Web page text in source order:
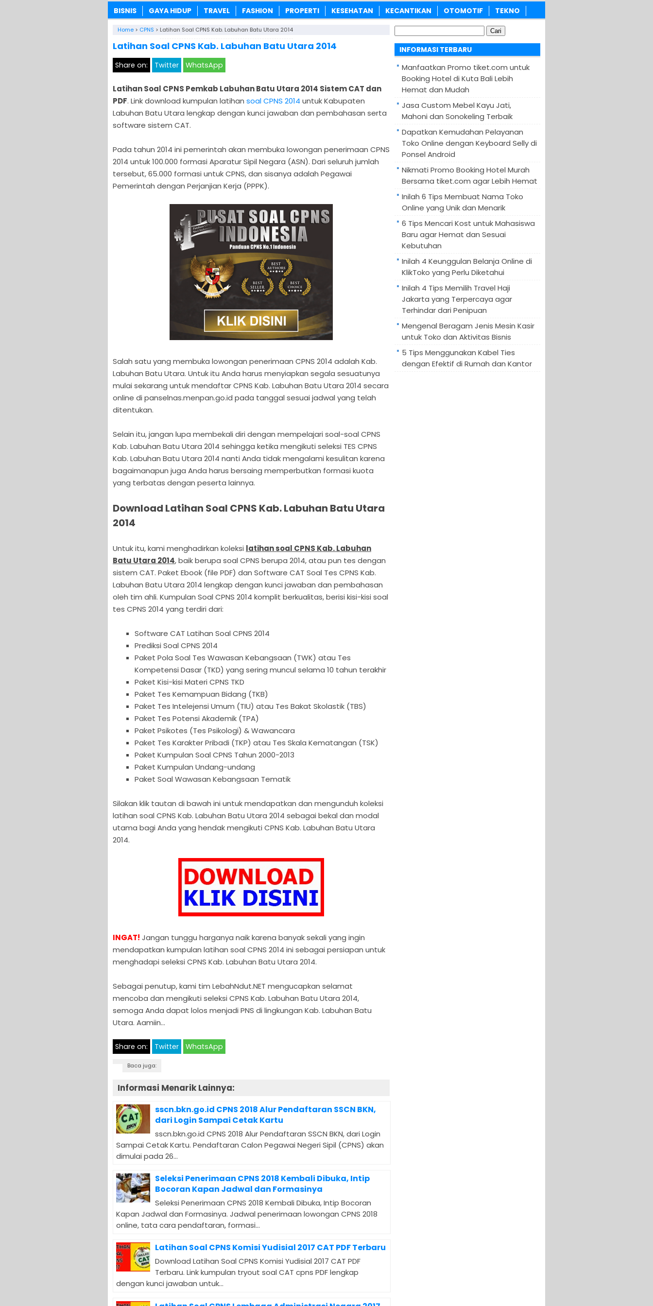
BISNIS GAYA HIDUP TRAVEL FASHION PROPERTI KESEHATAN KECANTIKAN OTOMOTIF TEKNO
Home > CPNS > Latihan Soal CPNS Kab. Labuhan Batu Utara 2014
Latihan Soal CPNS Kab. Labuhan Batu Utara 2014
Share on: Twitter WhatsApp
Latihan Soal CPNS Pemkab Labuhan Batu Utara 2014 Sistem CAT dan
PDF. Link download kumpulan latihan soal CPNS 2014 untuk Kabupaten
Labuhan Batu Utara lengkap dengan kunci jawaban dan pembahasan serta
software sistem CAT.
Pada tahun 2014 ini pemerintah akan membuka lowongan penerimaan CPNS
2014 untuk 100.000 formasi Aparatur Sipil Negara (ASN). Dari seluruh jumlah
tersebut, 65.000 formasi untuk CPNS, dan sisanya adalah Pegawai
Pemerintah dengan Perjanjian Kerja (PPPK).
Salah satu yang membuka lowongan penerimaan CPNS 2014 adalah Kab.
Labuhan Batu Utara. Untuk itu Anda harus menyiapkan segala sesuatunya
mulai sekarang untuk mendaftar CPNS Kab. Labuhan Batu Utara 2014 secara
online di panselnas.menpan.go.id pada tanggal sesuai jadwal yang telah
ditentukan.
Selain itu, jangan lupa membekali diri dengan mempelajari soal-soal CPNS
Kab. Labuhan Batu Utara 2014 sehingga ketika mengikuti seleksi TES CPNS
Kab. Labuhan Batu Utara 2014 nanti Anda tidak mengalami kesulitan karena
bagaimanapun juga Anda harus bersaing memperbutkan formasi kuota
yang terbatas dengan peserta lainnya.
Download Latihan Soal CPNS Kab. Labuhan Batu Utara
2014
Untuk itu, kami menghadirkan koleksi latihan soal CPNS Kab. Labuhan
Batu Utara 2014, baik berupa soal CPNS berupa 2014, atau pun tes dengan
sistem CAT. Paket Ebook (file PDF) dan Software CAT Soal Tes CPNS Kab.
Labuhan Batu Utara 2014 lengkap dengan kunci jawaban dan pembahasan
oleh tim ahli. Kumpulan Soal CPNS 2014 komplit berkualitas, berisi kisi-kisi soal
tes CPNS 2014 yang terdiri dari:
Software CAT Latihan Soal CPNS 2014
Prediksi Soal CPNS 2014
Paket Pola Soal Tes Wawasan Kebangsaan (TWK) atau Tes
Kompetensi Dasar (TKD) yang sering muncul selama 10 tahun terakhir
Paket Kisi-kisi Materi CPNS TKD
Paket Tes Kemampuan Bidang (TKB)
Paket Tes Intelejensi Umum (TIU) atau Tes Bakat Skolastik (TBS)
Paket Tes Potensi Akademik (TPA)
Paket Psikotes (Tes Psikologi) & Wawancara
Paket Tes Karakter Pribadi (TKP) atau Tes Skala Kematangan (TSK)
Paket Kumpulan Soal CPNS Tahun 2000-2013
Paket Kumpulan Undang-undang
Paket Soal Wawasan Kebangsaan Tematik
Silakan klik tautan di bawah ini untuk mendapatkan dan mengunduh koleksi
latihan soal CPNS Kab. Labuhan Batu Utara 2014 sebagai bekal dan modal
utama bagi Anda yang hendak mengikuti CPNS Kab. Labuhan Batu Utara
2014.
INGAT! Jangan tunggu harganya naik karena banyak sekali yang ingin
mendapatkan kumpulan latihan soal CPNS 2014 ini sebagai persiapan untuk
menghadapi seleksi CPNS Kab. Labuhan Batu Utara 2014.
Sebagai penutup, kami tim LebahNdut.NET mengucapkan selamat
mencoba dan mengikuti seleksi CPNS Kab. Labuhan Batu Utara 2014,
semoga Anda dapat lolos menjadi PNS di lingkungan Kab. Labuhan Batu
Utara. Aamiin…
Share on: Twitter WhatsApp
Baca juga:
Informasi Menarik Lainnya:
sscn.bkn.go.id CPNS 2018 Alur Pendaftaran SSCN BKN,
dari Login Sampai Cetak Kartu
sscn.bkn.go.id CPNS 2018 Alur Pendaftaran SSCN BKN, dari Login
Sampai Cetak Kartu. Pendaftaran Calon Pegawai Negeri Sipil (CPNS) akan
dimulai pada 26...
Seleksi Penerimaan CPNS 2018 Kembali Dibuka, Intip
Bocoran Kapan Jadwal dan Formasinya
Seleksi Penerimaan CPNS 2018 Kembali Dibuka, Intip Bocoran
Kapan Jadwal dan Formasinya. Jadwal penerimaan lowongan CPNS 2018
online, tata cara pendaftaran, formasi...
Latihan Soal CPNS Komisi Yudisial 2017 CAT PDF Terbaru
Download Latihan Soal CPNS Komisi Yudisial 2017 CAT PDF
Terbaru. Link kumpulan tryout soal CAT cpns PDF lengkap
dengan kunci jawaban untuk...
untuk:
INFORMASI TERBARU
Manfaatkan Promo tiket.com untuk
Booking Hotel di Kuta Bali Lebih
Hemat dan Mudah
Jasa Custom Mebel Kayu Jati,
Mahoni dan Sonokeling Terbaik
Dapatkan Kemudahan Pelayanan
Toko Online dengan Keyboard Selly di
Ponsel Android
Nikmati Promo Booking Hotel Murah
Bersama tiket.com agar Lebih Hemat
Inilah 6 Tips Membuat Nama Toko
Online yang Unik dan Menarik
6 Tips Mencari Kost untuk Mahasiswa
Baru agar Hemat dan Sesuai
Kebutuhan
Inilah 4 Keunggulan Belanja Online di
KlikToko yang Perlu Diketahui
Inilah 4 Tips Memilih Travel Haji
Jakarta yang Terpercaya agar
Terhindar dari Penipuan
Mengenal Beragam Jenis Mesin Kasir
untuk Toko dan Aktivitas Bisnis
5 Tips Menggunakan Kabel Ties
dengan Efektif di Rumah dan Kantor